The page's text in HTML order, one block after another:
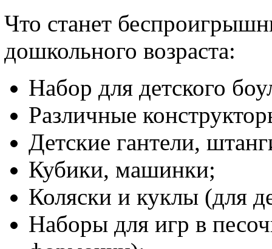
Что станет
дошкольного возраста:
Набор для детского
Различные
Детские гантели,
Кубики, машинки;
Коляски и куклы (для
Наборы для игр в